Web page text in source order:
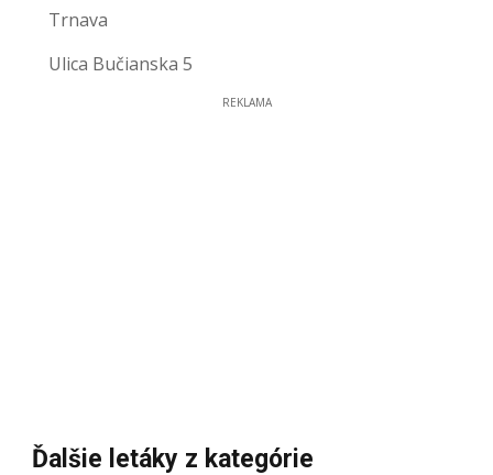
Trnava
Ulica Bučianska 5
REKLAMA
Ďalšie letáky z kategórie